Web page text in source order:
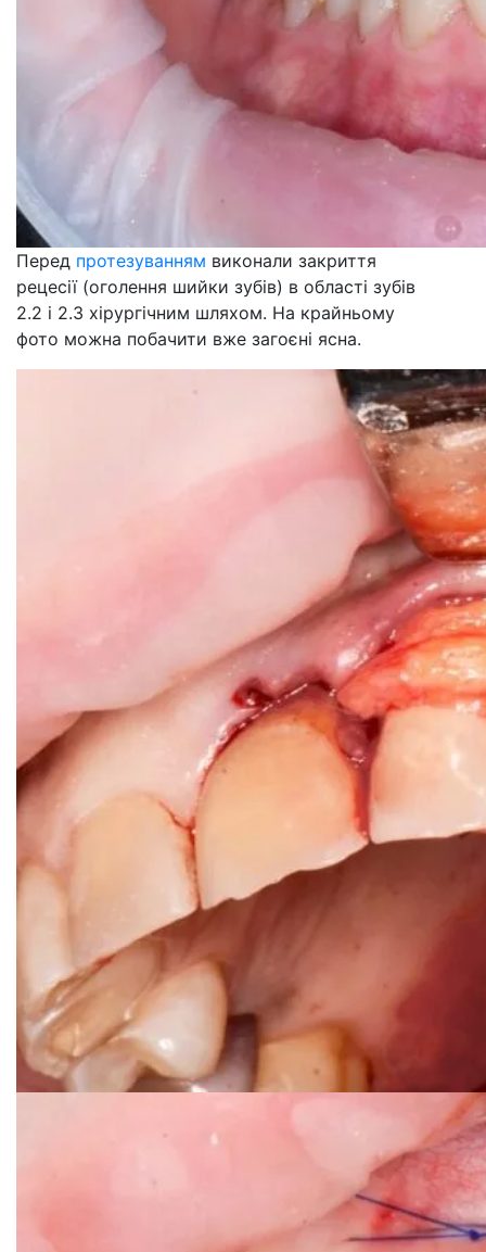
Перед протезуванням виконали закриття
рецесії (оголення шийки зубів) в області зубів
2.2 і 2.3 хірургічним шляхом. На крайньому
фото можна побачити вже загоєні ясна.